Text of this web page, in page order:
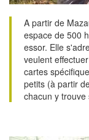
A partir de
espace de 500
essor. Elle
veulent
cartes
petits (à partir
chacun y trouve